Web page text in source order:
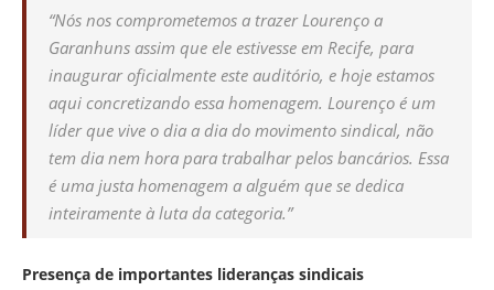
“Nós nos comprometemos a trazer Lourenço a
Garanhuns assim que ele estivesse em Recife, para
inaugurar oficialmente este auditório, e hoje estamos
aqui concretizando essa homenagem. Lourenço é um
líder que vive o dia a dia do movimento sindical, não
tem dia nem hora para trabalhar pelos bancários. Essa
é uma justa homenagem a alguém que se dedica
inteiramente à luta da categoria.”
Presença de importantes lideranças sindicais